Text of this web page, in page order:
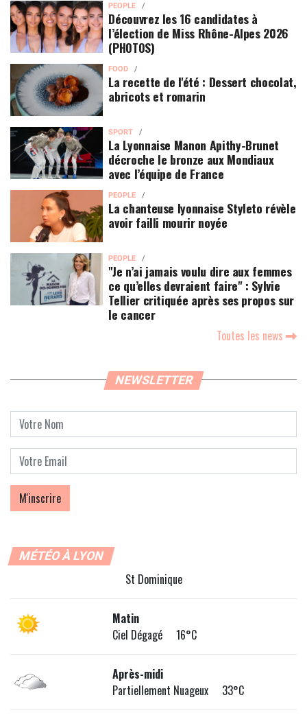
PEOPLE
Découvrez les 16 candidates à
l’élection de Miss Rhône-Alpes 2026
(PHOTOS)
FOOD
La recette de l'été : Dessert chocolat,
abricots et romarin
SPORT
La Lyonnaise Manon Apithy-Brunet
décroche le bronze aux Mondiaux
avec l’équipe de France
PEOPLE
La chanteuse lyonnaise Styleto révèle
avoir failli mourir noyée
PEOPLE
"Je n’ai jamais voulu dire aux femmes
ce qu’elles devraient faire" : Sylvie
Tellier critiquée après ses propos sur
le cancer
Toutes les news
NEWSLETTER
MÉTÉO À LYON
St Dominique
Matin
Ciel Dégagé 16°C
Après-midi
Partiellement Nuageux 33°C